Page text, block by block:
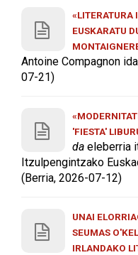
«LITERATURA
EUSKARATU
Antoine Compagnon
07-21)
'FIESTA'
da eleberria
Itzulpengintzako
(Berria, 2026-07-12)
UNAI
SEUMAS
IRLANDAKO